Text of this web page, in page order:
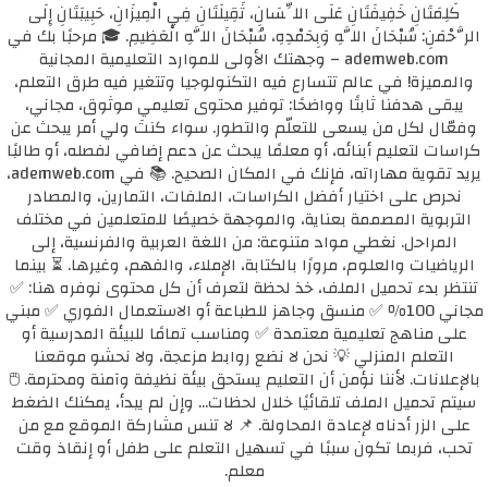
كَلِمَتَانِ خَفِيفَتَانِ عَلَى اللِّسَانِ، ثَقِيلَتَانِ فِي الْمِيزَانِ، حَبِيبَتَانِ إِلَى
الرَّحْمَنِ: سُبْحَانَ اللَّهِ وَبِحَمْدِهِ، سُبْحَانَ اللَّهِ الْعَظِيمِ. 🎓 مرحبًا بك في
ademweb.com – وجهتك الأولى للموارد التعليمية المجانية
والمميزة! في عالم تتسارع فيه التكنولوجيا وتتغير فيه طرق التعلم،
يبقى هدفنا ثابتًا وواضحًا: توفير محتوى تعليمي موثوق، مجاني،
وفعّال لكل من يسعى للتعلّم والتطور. سواء كنتَ ولي أمر يبحث عن
كراسات لتعليم أبنائه، أو معلمًا يبحث عن دعم إضافي لفصله، أو طالبًا
يريد تقوية مهاراته، فإنك في المكان الصحيح. 📚 في ademweb.com،
نحرص على اختيار أفضل الكراسات، الملفات، التمارين، والمصادر
التربوية المصممة بعناية، والموجهة خصيصًا للمتعلمين في مختلف
المراحل. نغطي مواد متنوعة: من اللغة العربية والفرنسية، إلى
الرياضيات والعلوم، مرورًا بالكتابة، الإملاء، والفهم، وغيرها. ⏳ بينما
تنتظر بدء تحميل الملف، خذ لحظة لتعرف أن كل محتوى نوفره هنا: ✅
مجاني 100٪ ✅ منسق وجاهز للطباعة أو الاستعمال الفوري ✅ مبني
على مناهج تعليمية معتمدة ✅ ومناسب تمامًا للبيئة المدرسية أو
التعلم المنزلي 💡 نحن لا نضع روابط مزعجة، ولا نحشو موقعنا
بالإعلانات. لأننا نؤمن أن التعليم يستحق بيئة نظيفة وآمنة ومحترمة. 🖱️
سيتم تحميل الملف تلقائيًا خلال لحظات... وإن لم يبدأ، يمكنك الضغط
على الزر أدناه لإعادة المحاولة. 📌 لا تنس مشاركة الموقع مع من
تحب، فربما تكون سببًا في تسهيل التعلم على طفل أو إنقاذ وقت
معلم.